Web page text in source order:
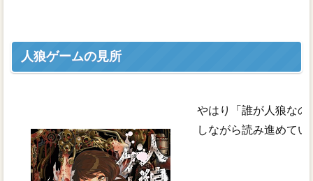
人狼ゲームの見所
やはり「誰が人狼な
しながら読み進めて